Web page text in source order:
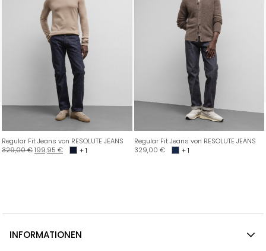
Regular Fit Jeans von RESOLUTE JEANS
329,00€199,95 € + 1
Regular Fit Jeans von RESOLUTE JEANS
329,00 € + 1
INFORMATIONEN